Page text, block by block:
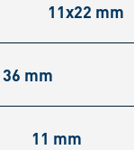
11x22 mm
36 mm
11 mm